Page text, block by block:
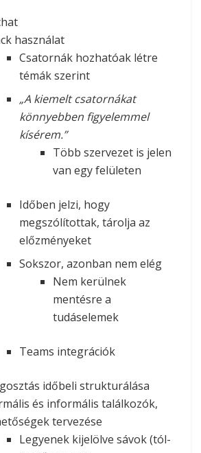
használat
Csatornák hozhatóak létre
témák szerint
„A kiemelt csatornákat
könnyebben figyelemmel
kísérem.”
Több szervezet is jelen
van egy felületen
Időben jelzi, hogy
megszólítottak, tárolja az
előzményeket
Sokszor, azonban nem elég
Nem kerülnek
mentésre a
tudáselemek
Teams integrációk
időbeli strukturálása
és informális találkozók,
tervezése
Legyenek kijelölve sávok (tól-